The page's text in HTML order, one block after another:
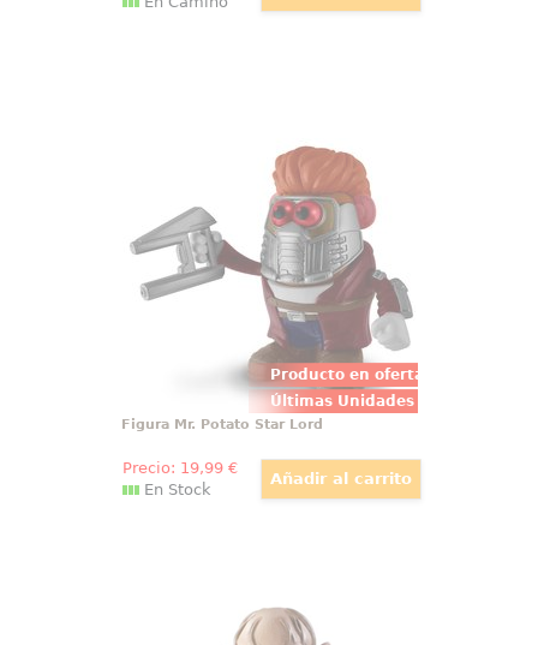
Producto en oferta
Últimas Unidades
Dale ritmo a tu escritorio con la
figura Mr. Potato Head edición
coleccionista de Star-Lord, líder
de los Guardianes de la Galaxia.
Esta divertida pieza mide 17 cm y
está fabricada en PVC resistente
Figura Mr. Potato Star Lord
Precio: 19,99€
En Stock
Figura Gollum Toyllectible